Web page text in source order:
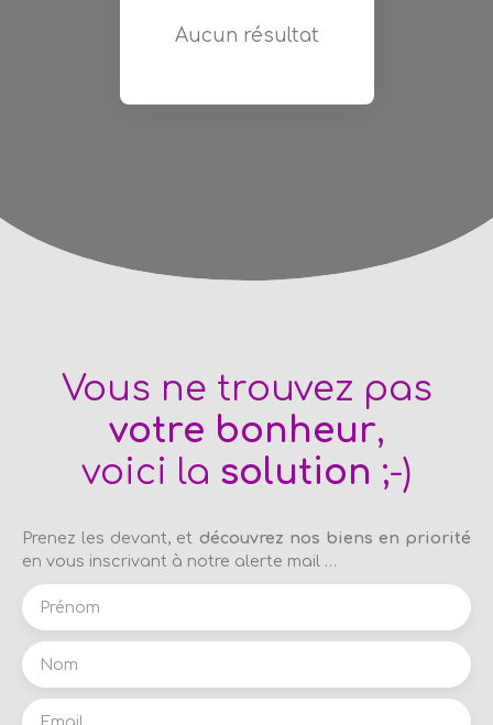
Aucun résultat
Vous ne trouvez pas
votre bonheur,
voici la solution ;-)
Prenez les devant, et découvrez nos biens en priorité
en vous inscrivant à notre alerte mail …
Prénom
Nom
Email